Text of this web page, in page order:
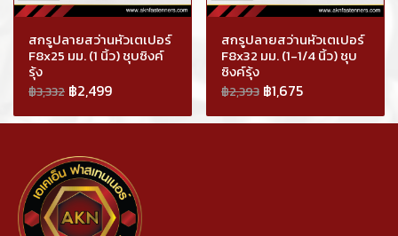
สกรูปลายสว่านหัวเตเปอร์
F8x25 มม. (1 นิ้ว) ชุบซิงค์
รุ้ง
฿3,332 ฿2,499
สกรูปลายสว่านหัวเตเปอร์
F8x32 มม. (1-1/4 นิ้ว) ชุบ
ซิงค์รุ้ง
฿2,393 ฿1,675